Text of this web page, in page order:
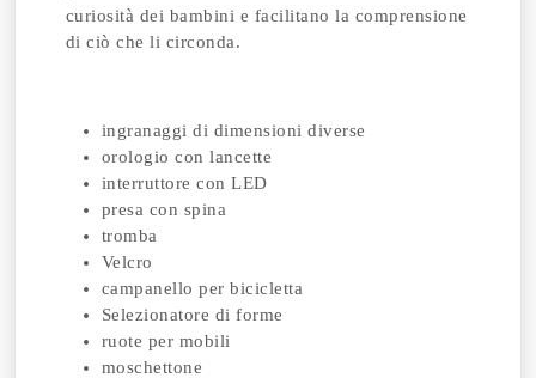
curiosità dei bambini e facilitano la comprensione
di ciò che li circonda.
ingranaggi di dimensioni diverse
orologio con lancette
interruttore con LED
presa con spina
tromba
Velcro
campanello per bicicletta
Selezionatore di forme
ruote per mobili
moschettone